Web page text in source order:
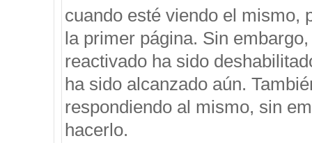
cuando esté viendo el mismo,
la primer página. Sin
reactivado ha sido
ha sido alcanzado aún.
respondiendo al mismo, sin
hacerlo.